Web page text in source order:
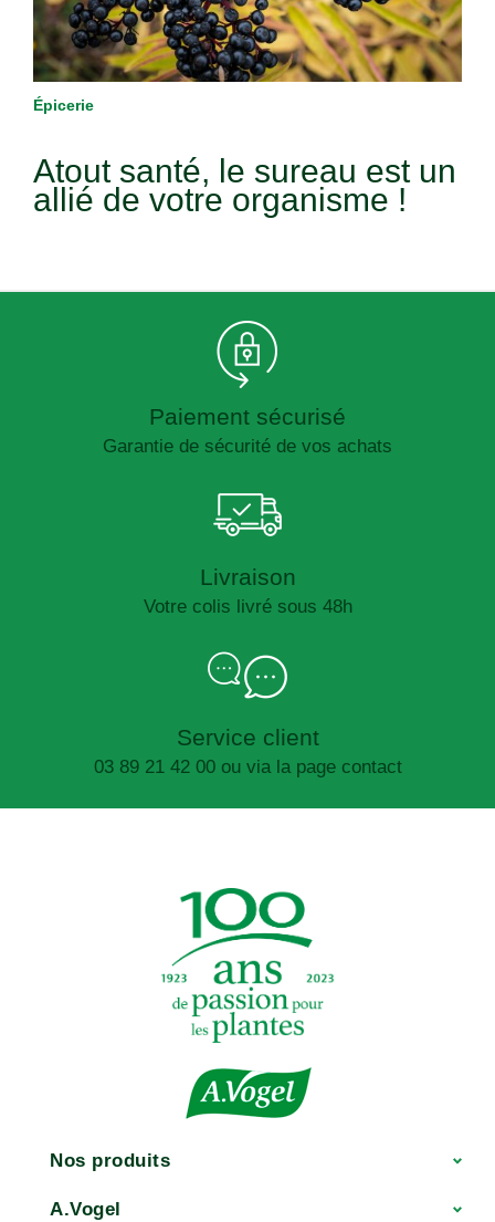
Épicerie
Atout santé, le sureau est un
allié de votre organisme !
Paiement sécurisé
Garantie de sécurité de vos achats
Livraison
Votre colis livré sous 48h
Service client
03 89 21 42 00 ou via la page contact
Nos produits
A.Vogel